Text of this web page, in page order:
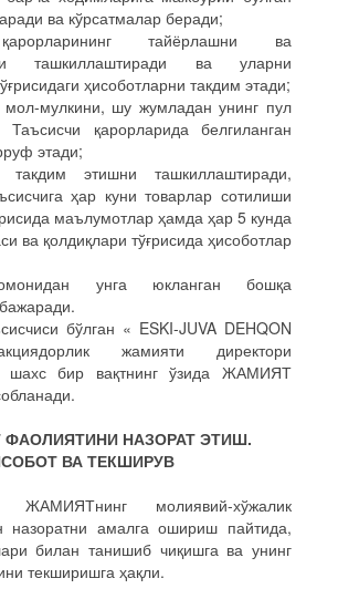
ва кўрсатмалар беради;
тайёрлашни ва
ташкиллаштиради ва уларни
ҳисоботларни такдим этади;
мулкини, шу жумладан унинг пул
Таъсисчи қарорларида белгиланган
этади;
такдим этишни ташкиллаштиради,
ҳар куни товарлар сотилиши
маълумотлар ҳамда ҳар 5 кунда
ва қолдиқлари тўғрисида ҳисоботлар
унга юкланган бошқа
бўлган « ESKI-JUVA DEHQON
жамияти директори
шахс бир вақтнинг ўзида ЖАМИЯТ
ФАОЛИЯТИНИ НАЗОРАТ ЭТИШ.
ВА ТЕКШИРУВ
молиявий-хўжалик
назоратни амалга ошириш пайтида,
билан танишиб чиқишга ва унинг
текширишга ҳақли.